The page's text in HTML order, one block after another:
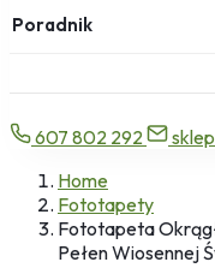
Poradnik
607 802 292
Home
Fototapety
Fototapeta
Pełen Wiosennej